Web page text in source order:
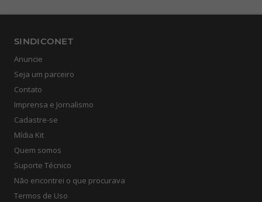
SINDICONET
Anuncie
Seja um parceiro
Contato
Imprensa e Jornalismo
Cadastre-se
Mídia Kit
Quem somos
Suporte Técnico
Não encontrei o que procurava
Termos de Uso